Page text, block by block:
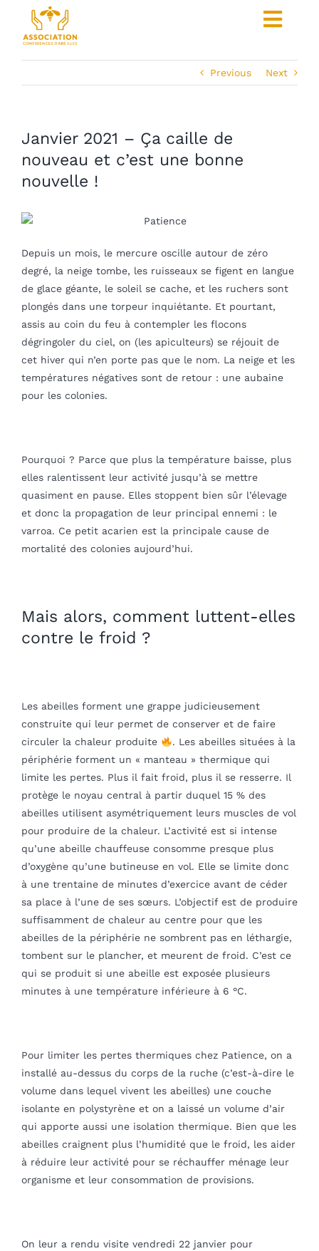
content
Coût et contreparties
Les ruches parrainées
Nous contacter
L’association
Blog
mon panier
Previous Next
Janvier 2021 – Ça caille de
nouveau et c’est une bonne
nouvelle !
Depuis un mois, le mercure oscille autour de zéro
degré, la neige tombe, les ruisseaux se figent en langue
de glace géante, le soleil se cache, et les ruchers sont
plongés dans une torpeur inquiétante. Et pourtant,
assis au coin du feu à contempler les flocons
dégringoler du ciel, on (les apiculteurs) se réjouit de
cet hiver qui n’en porte pas que le nom. La neige et les
températures négatives sont de retour : une aubaine
pour les colonies.
Pourquoi ? Parce que plus la température baisse, plus
elles ralentissent leur activité jusqu’à se mettre
quasiment en pause. Elles stoppent bien sûr l’élevage
et donc la propagation de leur principal ennemi : le
varroa. Ce petit acarien est la principale cause de
mortalité des colonies aujourd’hui.
Mais alors, comment luttent-elles
contre le froid ?
Les abeilles forment une grappe judicieusement
construite qui leur permet de conserver et de faire
circuler la chaleur produite
. Les abeilles situées à la
périphérie forment un « manteau » thermique qui
limite les pertes. Plus il fait froid, plus il se resserre. Il
protège le noyau central à partir duquel 15 % des
abeilles utilisent asymétriquement leurs muscles de vol
pour produire de la chaleur. L’activité est si intense
qu’une abeille chauffeuse consomme presque plus
d’oxygène qu’une butineuse en vol. Elle se limite donc
à une trentaine de minutes d’exercice avant de céder
sa place à l’une de ses sœurs. L’objectif est de produire
suffisamment de chaleur au centre pour que les
abeilles de la périphérie ne sombrent pas en léthargie,
tombent sur le plancher, et meurent de froid. C’est ce
qui se produit si une abeille est exposée plusieurs
minutes à une température inférieure à 6 °C.
Pour limiter les pertes thermiques chez Patience, on a
installé au-dessus du corps de la ruche (c’est-à-dire le
volume dans lequel vivent les abeilles) une couche
isolante en polystyrène et on a laissé un volume d’air
qui apporte aussi une isolation thermique. Bien que les
abeilles craignent plus l’humidité que le froid, les aider
à réduire leur activité pour se réchauffer ménage leur
organisme et leur consommation de provisions.
On leur a rendu visite vendredi 22 janvier pour